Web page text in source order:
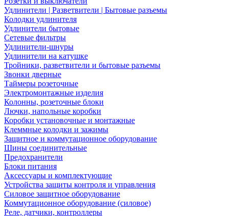
Удлинители | Разветвители | Бытовые разъемы
Колодки удлинителя
Удлинители бытовые
Сетевые фильтры
Удлинители-шнуры
Удлинители на катушке
Тройники, разветвители и бытовые разъемы
Звонки дверные
Таймеры розеточные
Электромонтажные изделия
Колонны, розеточные блоки
Лючки, напольные коробки
Коробки установочные и монтажные
Клеммные колодки и зажимы
Защитное и коммутационное оборудование
Шины соединительные
Предохранители
Блоки питания
Аксессуары и комплектующие
Устройства защиты контроля и управления
Силовое защитное оборудование
Коммутационное оборудование (силовое)
Реле, датчики, контроллеры